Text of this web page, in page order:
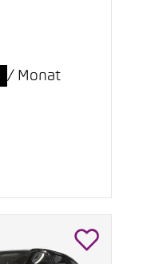
/ Monat